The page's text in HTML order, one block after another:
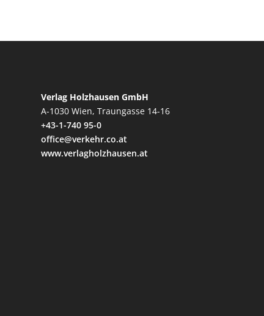
Verlag Holzhausen GmbH
A-1030 Wien, Traungasse 14-16
+43-1-740 95-0
office@verkehr.co.at
www.verlagholzhausen.at